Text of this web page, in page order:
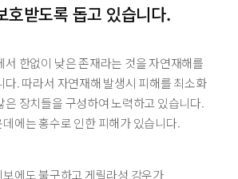
호받도록 돕고 있습니다.
서 한없이 낮은 존재라는 것을 자연재해를
다. 따라서 자연재해 발생시 피해를 최소화
은 장치들을 구성하여 노력하고 있습니다.
에는 홍수로 인한 피해가 있습니다.
에도 불구하고 게릴라성 강우가